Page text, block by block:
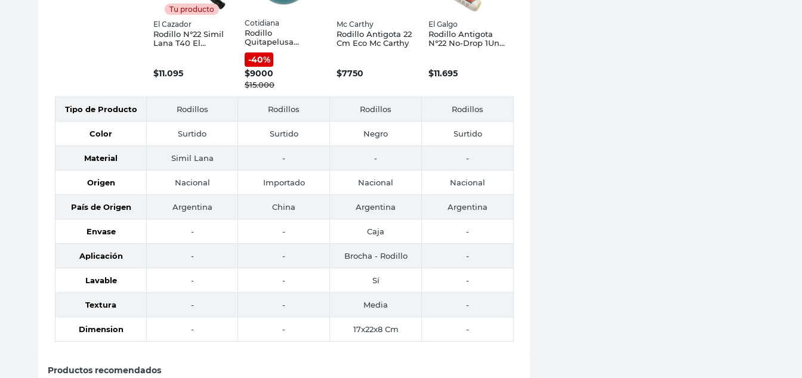
Tu producto
El Cazador
Rodillo N°22 Simil
Lana T40 El
$11.095
Cotidiana
Rodillo
Quitapelusa
Reutilizable
Verde/Rosa
Cotidiana
-40%
$9000
$15.000
Mc Carthy
Rodillo Antigota 22
Cm Eco Mc Carthy
$7750
El Galgo
Rodillo Antigota
N°22 No-Drop 1Un
$11.695
Tipo de Producto Rodillos Rodillos Rodillos Rodillos
Color Surtido Surtido Negro Surtido
Material Simil Lana - - -
Origen Nacional Importado Nacional Nacional
País de Origen Argentina China Argentina Argentina
Envase - - Caja -
Aplicación - - Brocha - Rodillo -
Lavable - - Sí -
Textura - - Media -
Dimension - - 17x22x8 Cm -
Productos recomendados